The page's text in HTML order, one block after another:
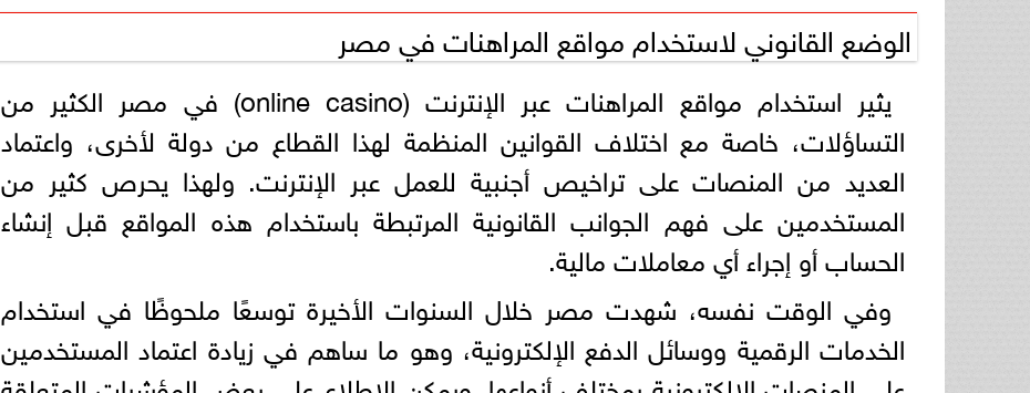
الوضع القانوني لاستخدام مواقع المراهنات في مصر
يثير استخدام مواقع المراهنات عبر الإنترنت (online casino) في مصر الكثير من
التساؤلات، خاصة مع اختلاف القوانين المنظمة لهذا القطاع من دولة لأخرى، واعتماد
العديد من المنصات على تراخيص أجنبية للعمل عبر الإنترنت. ولهذا يحرص كثير من
المستخدمين على فهم الجوانب القانونية المرتبطة باستخدام هذه المواقع قبل إنشاء
الحساب أو إجراء أي معاملات مالية.
وفي الوقت نفسه، شهدت مصر خلال السنوات الأخيرة توسعًا ملحوظًا في استخدام
الخدمات الرقمية ووسائل الدفع الإلكترونية، وهو ما ساهم في زيادة اعتماد المستخدمين